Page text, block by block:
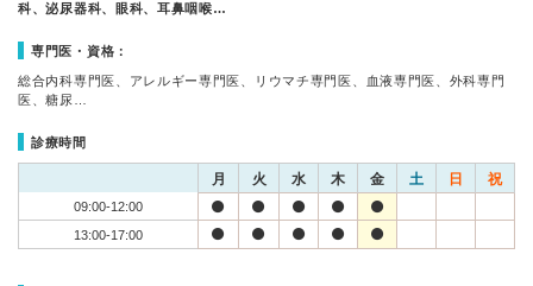
科、泌尿器科、眼科、耳鼻咽喉…
専門医・資格：
総合内科専門医、アレルギー専門医、リウマチ専門医、血液専門医、外科専門
医、糖尿…
診療時間
月 火 水 木 金 土 日 祝
09:00-12:00
13:00-17:00